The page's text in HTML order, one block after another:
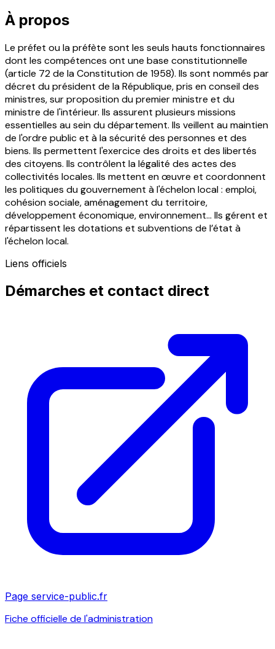
À propos
Le préfet ou la préfète sont les seuls hauts fonctionnaires
dont les compétences ont une base constitutionnelle
(article 72 de la Constitution de 1958). Ils sont nommés par
décret du président de la République, pris en conseil des
ministres, sur proposition du premier ministre et du
ministre de l'intérieur. Ils assurent plusieurs missions
essentielles au sein du département. Ils veillent au maintien
de l'ordre public et à la sécurité des personnes et des
biens. Ils permettent l'exercice des droits et des libertés
des citoyens. Ils contrôlent la légalité des actes des
collectivités locales. Ils mettent en œuvre et coordonnent
les politiques du gouvernement à l'échelon local : emploi,
cohésion sociale, aménagement du territoire,
développement économique, environnement... Ils gérent et
répartissent les dotations et subventions de l’état à
l'échelon local.
Liens officiels
Démarches et contact direct
Page service-public.fr
Fiche officielle de l'administration